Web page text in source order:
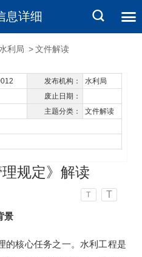
息详细
利局 > 文件解读
发布机构：
水利局
废止日期：
主题分类：
文件解读
理规定》解读
T T
景
核心任务之一。水利工程是